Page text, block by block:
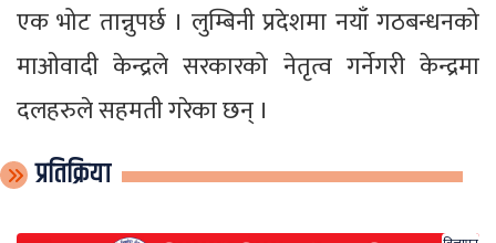
एक भोट तान्नुपर्छ । लुम्बिनी प्रदेशमा नयाँ गठबन्धनको
माओवादी केन्द्रले सरकारको नेतृत्व गर्नेगरी केन्द्रमा
दलहरुले सहमती गरेका छन् ।
प्रतिक्रिया